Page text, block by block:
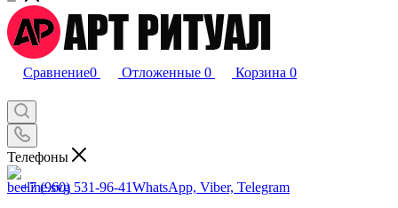
Сравнение0 Отложенные 0 Корзина 0
Телефоны
+7 (960) 531-96-41WhatsApp, Viber, Telegram